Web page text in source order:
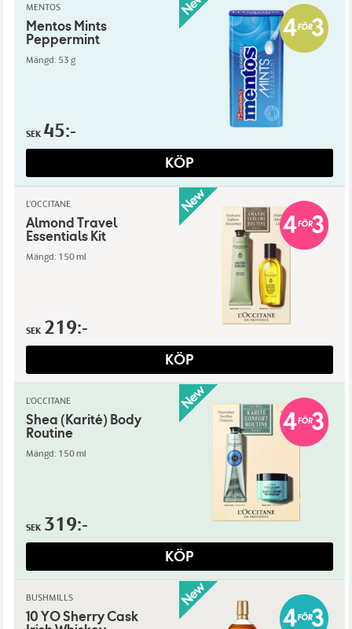
MENTOS
Mentos Mints
Peppermint
Mängd: 53 g
SEK 45:-
KÖP
L'OCCITANE
Almond Travel
Essentials Kit
Mängd: 150 ml
SEK 219:-
KÖP
L'OCCITANE
Shea (Karité) Body
Routine
Mängd: 150 ml
SEK 319:-
KÖP
BUSHMILLS
10 YO Sherry Cask